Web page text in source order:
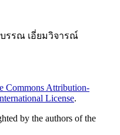
บรรณ เอี่ยมวิจารณ์
Commons Attribution-
License.
by the authors of the